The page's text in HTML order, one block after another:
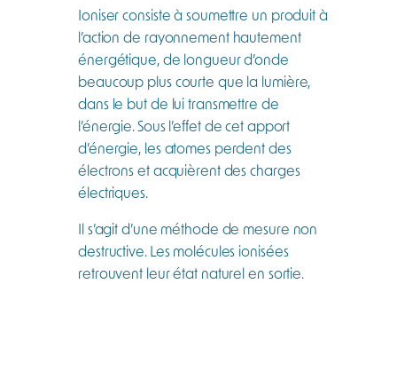
Ioniser consiste à soumettre un produit à
l’action de rayonnement hautement
énergétique, de longueur d’onde
beaucoup plus courte que la lumière,
dans le but de lui transmettre de
l’énergie. Sous l’effet de cet apport
d’énergie, les atomes perdent des
électrons et acquièrent des charges
électriques.
Il s’agit d’une méthode de mesure non
destructive. Les molécules ionisées
retrouvent leur état naturel en sortie.